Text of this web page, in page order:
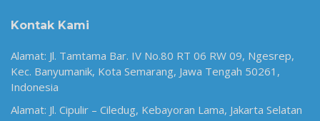
Kontak Kami
Alamat: Jl. Tamtama Bar. IV No.80 RT 06 RW 09, Ngesrep,
Kec. Banyumanik, Kota Semarang, Jawa Tengah 50261,
Indonesia
Alamat: Jl. Cipulir – Ciledug, Kebayoran Lama, Jakarta Selatan